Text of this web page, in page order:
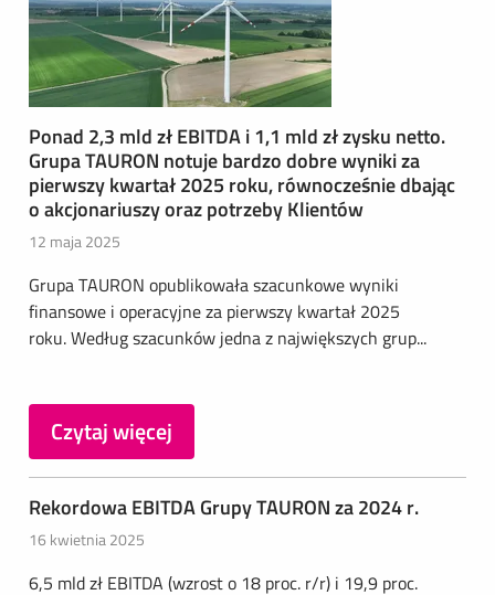
Ponad 2,3 mld zł EBITDA i 1,1 mld zł zysku netto.
Grupa TAURON notuje bardzo dobre wyniki za
pierwszy kwartał 2025 roku, równocześnie dbając
o akcjonariuszy oraz potrzeby Klientów
12 maja 2025
Grupa TAURON opublikowała szacunkowe wyniki
finansowe i operacyjne za pierwszy kwartał 2025
roku. Według szacunków jedna z największych grup...
Czytaj więcej
Rekordowa EBITDA Grupy TAURON za 2024 r.
16 kwietnia 2025
6,5 mld zł EBITDA (wzrost o 18 proc. r/r) i 19,9 proc.